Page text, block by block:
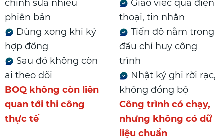
chỉnh sửa nhiều
phiên bản
Dùng xong khi ký
hợp đồng
Sau đó không còn
ai theo dõi
BOQ không còn liên
quan tới thi công
thực tế
Giao việc qua điện
thoại, tin nhắn
Tiến độ nằm trong
đầu chỉ huy công
trình
Nhật ký ghi rời rạc,
không đồng bộ
Công trình có chạy,
nhưng không có dữ
liệu chuẩn